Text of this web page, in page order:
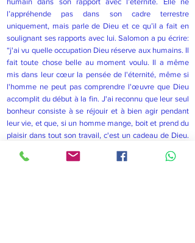
l’appréhende pas dans son cadre terrestre
uniquement, mais parle de Dieu et ce qu’il a fait en
soulignant ses rapports avec lui. Salomon a pu écrire:
“j'ai vu quelle occupation Dieu réserve aux humains. Il
fait toute chose belle au moment voulu. Il a même
mis dans leur cœur la pensée de l'éternité, même si
l'homme ne peut pas comprendre l'œuvre que Dieu
accomplit du début à la fin. J'ai reconnu que leur seul
bonheur consiste à se réjouir et à bien agir pendant
leur vie, et que, si un homme mange, boit et prend du
plaisir dans tout son travail, c'est un cadeau de Dieu.
sans qu’on puisse ajouter ou enlever quoi que ce soit,